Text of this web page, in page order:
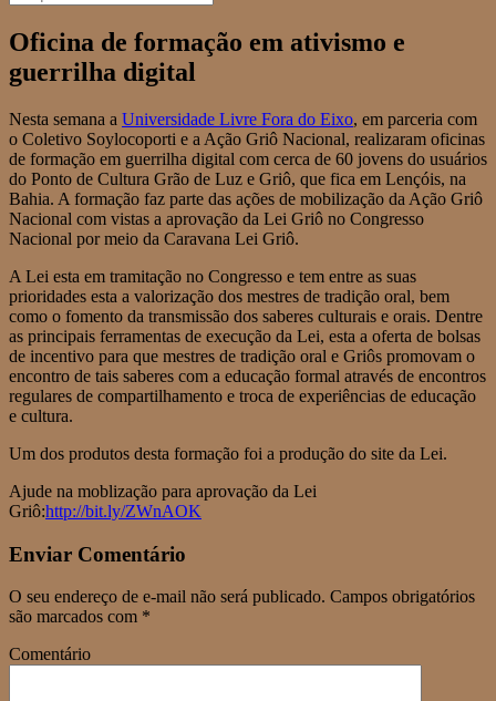
Oficina de formação em ativismo e
guerrilha digital
Nesta semana a Universidade Livre Fora do Eixo, em parceria com
o Coletivo Soylocoporti e a Ação Griô Nacional, realizaram oficinas
de formação em guerrilha digital com cerca de 60 jovens do usuários
do Ponto de Cultura Grão de Luz e Griô, que fica em Lençóis, na
Bahia. A formação faz parte das ações de mobilização da Ação Griô
Nacional com vistas a aprovação da Lei Griô no Congresso
Nacional por meio da Caravana Lei Griô.
A Lei esta em tramitação no Congresso e tem entre as suas
prioridades esta a valorização dos mestres de tradição oral, bem
como o fomento da transmissão dos saberes culturais e orais. Dentre
as principais ferramentas de execução da Lei, esta a oferta de bolsas
de incentivo para que mestres de tradição oral e Griôs promovam o
encontro de tais saberes com a educação formal através de encontros
regulares de compartilhamento e troca de experiências de educação
e cultura.
Um dos produtos desta formação foi a produção do site da Lei.
Ajude na moblização para aprovação da Lei
Griô:http://bit.ly/ZWnAOK
Enviar Comentário
O seu endereço de e-mail não será publicado. Campos obrigatórios
são marcados com *
Comentário